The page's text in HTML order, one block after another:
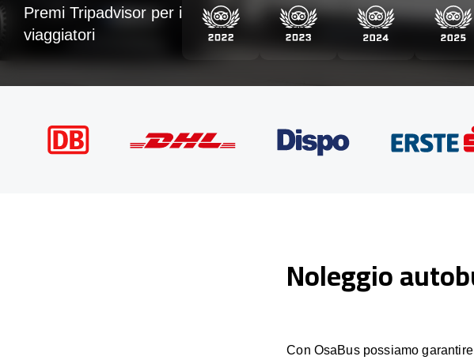
Premi Tripadvisor per i
viaggiatori
Noleggio
Con OsaBus possiamo